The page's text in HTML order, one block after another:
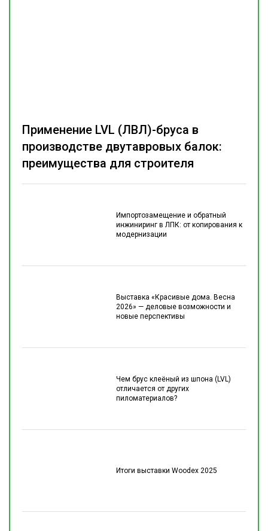
Импортозамещение и обратный
инжиниринг в ЛПК: от копирования к
модернизации
Выставка «Красивые дома. Весна
2026» — деловые возможности и
новые перспективы
Чем брус клеёный из шпона (LVL)
отличается от других
пиломатериалов?
Итоги выставки Woodex 2025
Применение LVL (ЛВЛ)-бруса в
производстве двутавровых балок:
преимущества для строителя